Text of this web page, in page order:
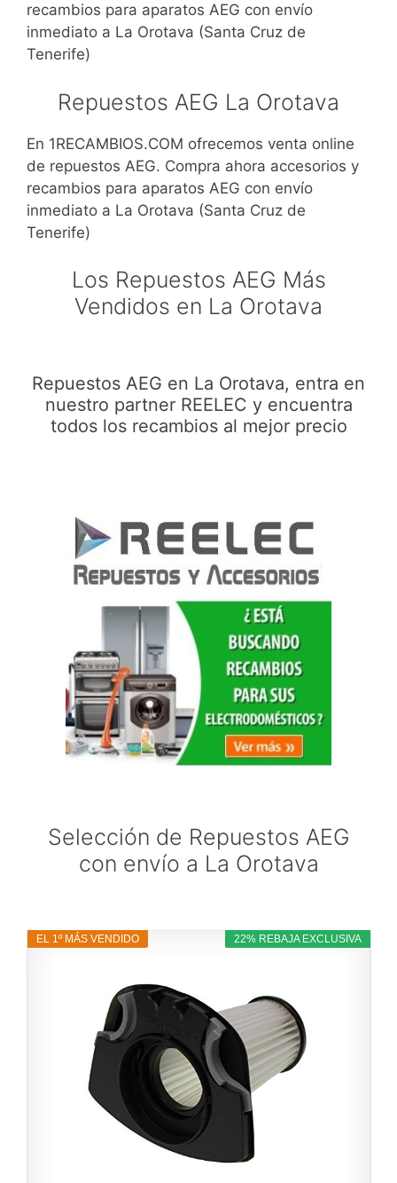
recambios para aparatos AEG con envío
inmediato a La Orotava (Santa Cruz de
Tenerife)
Repuestos AEG La Orotava
En 1RECAMBIOS.COM ofrecemos venta online
de repuestos AEG. Compra ahora accesorios y
recambios para aparatos AEG con envío
inmediato a La Orotava (Santa Cruz de
Tenerife)
Los Repuestos AEG Más
Vendidos en La Orotava
Repuestos AEG en La Orotava, entra en
nuestro partner REELEC y encuentra
todos los recambios al mejor precio
Selección de Repuestos AEG
con envío a La Orotava
22% REBAJA EXCLUSIVA
EL 1º MÁS VENDIDO